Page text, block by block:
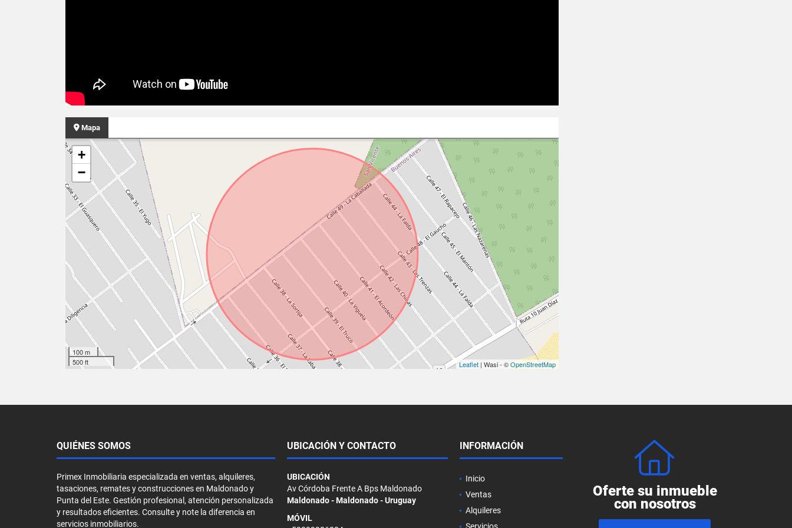
Mapa
+
−
100 m
500 ft
Leaflet| Wasi - ©OpenStreetMap
QUIÉNES SOMOS
Primex Inmobiliaria especializada en ventas, alquileres,
tasaciones, remates y construcciones en Maldonado y
Punta del Este. Gestión profesional, atención personalizada
y resultados eficientes. Consulte y note la diferencia en
servicios inmobiliarios.
UBICACIÓN Y CONTACTO
UBICACIÓN
Av Córdoba Frente A Bps Maldonado
Maldonado - Maldonado - Uruguay
MÓVIL
INFORMACIÓN
Inicio
Ventas
Alquileres
Oferte su inmueble
con nosotros